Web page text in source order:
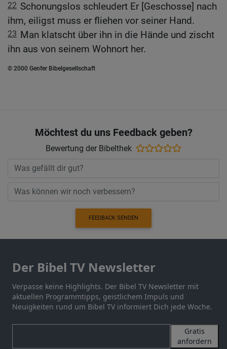
22 Schonungslos schleudert Er [Geschosse] nach
ihm, eiligst muss er fliehen vor seiner Hand.
23 Man klatscht über ihn in die Hände und zischt
ihn aus von seinem Wohnort her.
© 2000 Genfer Bibelgesellschaft
Möchtest du uns Feedback geben?
Bewertung der Bibelthek
FEEDBACK SENDEN
Der Bibel TV Newsletter
Verpasse keine Highlights. Der Bibel TV Newsletter mit
aktuellen Programmtipps, geistlichem Impuls und
Neuigkeiten rund um Bibel TV informiert Dich jede Woche.
Gratis
anfordern